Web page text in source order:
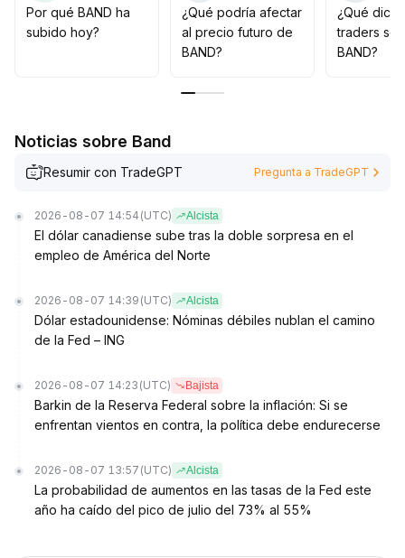
Operativamente, a corto plazo se recomienda
monitorear dinámicamente el comportamiento del
soporte en las zonas mencionadas y combinarlo con
macroeconómico; si el entorno mejora, BAND podría
volver a superar los 0.
vigilado .
Por qué BAND ha
subido hoy?
¿Qué podría afectar
al precio futuro de
BAND?
¿Qué
traders
BAND?
Noticias sobre Band
Resumir con TradeGPT Pregunta a TradeGPT
2026-08-07 14:54 (UTC) Alcista
El dólar canadiense sube tras la doble sorpresa en el
empleo de América del Norte
2026-08-07 14:39 (UTC) Alcista
Dólar estadounidense: Nóminas débiles nublan el camino
de la Fed – ING
2026-08-07 14:23 (UTC) Bajista
Barkin de la Reserva Federal sobre la inflación: Si se
enfrentan vientos en contra, la política debe endurecerse
2026-08-07 13:57 (UTC) Alcista
La probabilidad de aumentos en las tasas de la Fed este
año ha caído del pico de julio del 73% al 55%